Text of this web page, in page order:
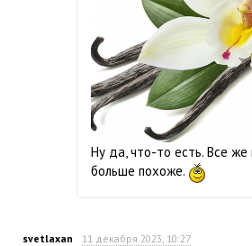
Ну да, что-то есть. Все же
больше похоже.
svetlaxan 11 декабря 2023, 10:27